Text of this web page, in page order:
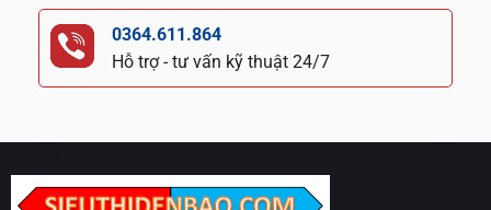
0364.611.864
Hỗ trợ - tư vấn kỹ thuật 24/7